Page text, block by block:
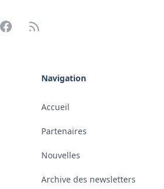
Facebook
RSS
Navigation
Accueil
Partenaires
Nouvelles
Archive des newsletters